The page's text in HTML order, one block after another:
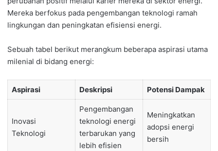
Mereka berfokus pada pengembangan teknologi ramah
lingkungan dan peningkatan efisiensi energi.
Sebuah tabel berikut merangkum beberapa aspirasi utama
milenial di bidang energi:
Aspirasi Deskripsi Potensi Dampak
Inovasi
Teknologi
Pengembangan
teknologi energi
terbarukan yang
lebih efisien
Meningkatkan
adopsi energi
bersih